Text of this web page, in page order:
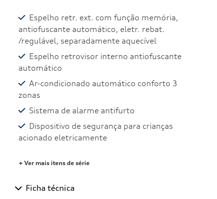
Espelho retr. ext. com função memória,
antiofuscante automático, eletr. rebat.
/regulável, separadamente aquecível
Espelho retrovisor interno antiofuscante
automático
Ar-condicionado automático conforto 3
zonas
Sistema de alarme antifurto
Dispositivo de segurança para crianças
acionado eletricamente
+ Ver mais itens de série
Ficha técnica